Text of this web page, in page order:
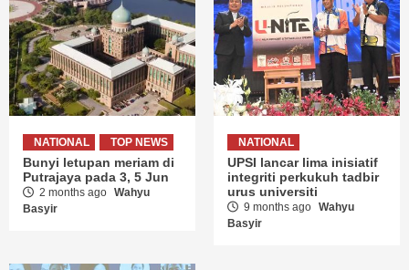
NATIONAL TOP NEWS
Bunyi letupan meriam di
Putrajaya pada 3, 5 Jun
2 months ago Wahyu
Basyir
NATIONAL
UPSI lancar lima inisiatif
integriti perkukuh tadbir
urus universiti
9 months ago Wahyu
Basyir